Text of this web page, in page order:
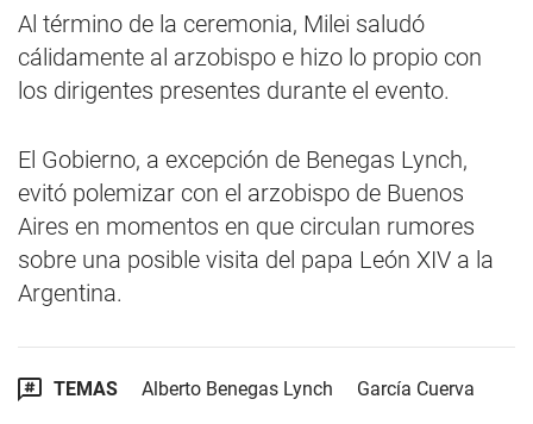
Al término de la ceremonia, Milei saludó
cálidamente al arzobispo e hizo lo propio con
los dirigentes presentes durante el evento.
El Gobierno, a excepción de Benegas Lynch,
evitó polemizar con el arzobispo de Buenos
Aires en momentos en que circulan rumores
sobre una posible visita del papa León XIV a la
Argentina.
TEMAS Alberto Benegas Lynch García Cuerva